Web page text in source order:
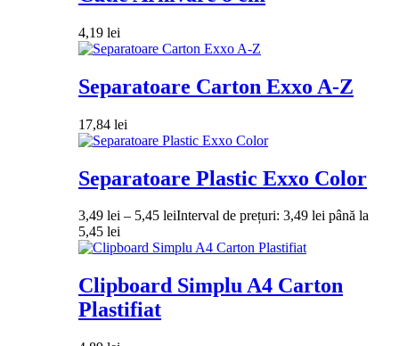
4,19 lei
Separatoare Carton Exxo A-Z
17,84 lei
Separatoare Plastic Exxo Color
3,49 lei – 5,45 leiInterval de prețuri: 3,49 lei până la
5,45 lei
Clipboard Simplu A4 Carton
Plastifiat